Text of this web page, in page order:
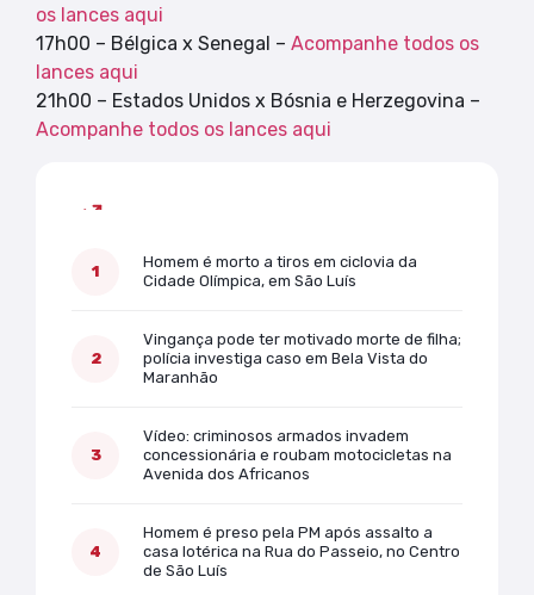
os lances aqui
17h00 – Bélgica x Senegal – Acompanhe todos os
lances aqui
21h00 – Estados Unidos x Bósnia e Herzegovina –
Acompanhe todos os lances aqui
Homem é morto a tiros em ciclovia da
Cidade Olímpica, em São Luís
Vingança pode ter motivado morte de filha;
polícia investiga caso em Bela Vista do
Maranhão
Vídeo: criminosos armados invadem
concessionária e roubam motocicletas na
Avenida dos Africanos
Homem é preso pela PM após assalto a
casa lotérica na Rua do Passeio, no Centro
de São Luís